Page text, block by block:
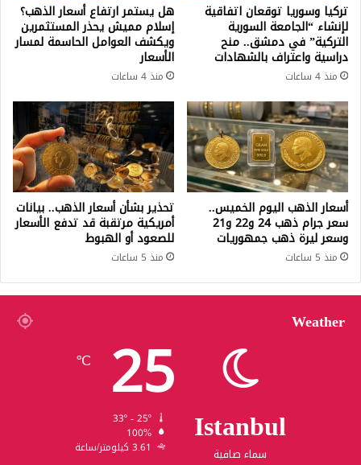
تركيا وسوريا توقعان اتفاقية
لإنشاء “الجامعة السورية
التركية” في دمشق.. منح
دراسية واعتراف بالشهادات
منذ 4 ساعات
هل يستمر ارتفاع أسعار الذهب؟
إسلام مميش يحذر المستثمرين
ويكشف العوامل الحاسمة لمسار
الأسعار
منذ 4 ساعات
أسعار الذهب اليوم الخميس..
سعر جرام ذهب 24 و22 و21
وسعر ليرة ذهب جمهوريات
منذ 5 ساعات
تحذير بشأن أسعار الذهب.. بيانات
أمريكية مرتقبة قد تدفع الأسعار
للصعود أو الهبوط
منذ 5 ساعات
Weather
Istanbul
سماء صافية
25
℃
100%
3.61 كيلومتر/ساعة